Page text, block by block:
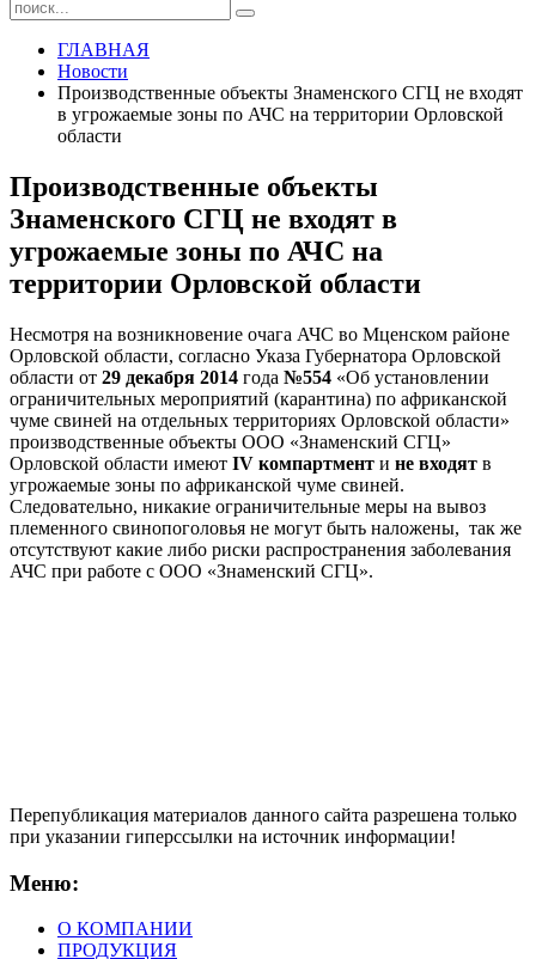
ГЛАВНАЯ
Новости
Производственные объекты Знаменского СГЦ не входят
в угрожаемые зоны по АЧС на территории Орловской
области
Производственные объекты
Знаменского СГЦ не входят в
угрожаемые зоны по АЧС на
территории Орловской области
Несмотря на возникновение очага АЧС во Мценском районе
Орловской области, согласно Указа Губернатора Орловской
области от 29 декабря 2014 года №554 «Об установлении
ограничительных мероприятий (карантина) по африканской
чуме свиней на отдельных территориях Орловской области»
производственные объекты ООО «Знаменский СГЦ»
Орловской области имеют IV компартмент и не входят в
угрожаемые зоны по африканской чуме свиней.
Следовательно, никакие ограничительные меры на вывоз
племенного свинопоголовья не могут быть наложены, так же
отсутствуют какие либо риски распространения заболевания
АЧС при работе с ООО «Знаменский СГЦ».
Перепубликация материалов данного сайта разрешена только
при указании гиперсcылки на источник информации!
Меню:
О КОМПАНИИ
ПРОДУКЦИЯ